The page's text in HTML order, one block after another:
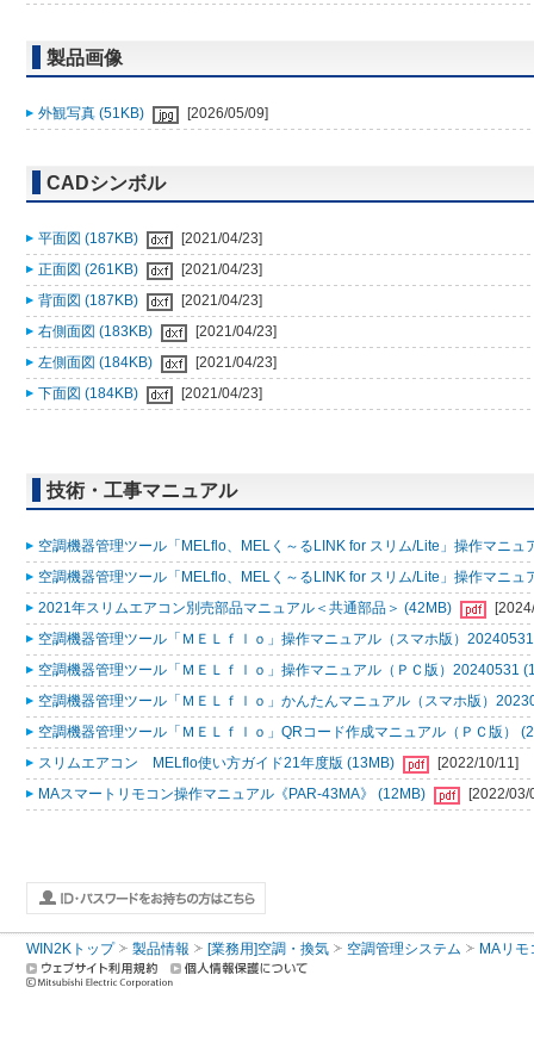
製品画像
外観写真 (51KB) [2026/05/09]
CADシンボル
平面図 (187KB)
[2021/04/23]
正面図 (261KB)
[2021/04/23]
背面図 (187KB)
[2021/04/23]
右側面図 (183KB)
[2021/04/23]
左側面図 (184KB)
[2021/04/23]
下面図 (184KB)
[2021/04/23]
技術・工事マニュアル
空調機器管理ツール「MELflo、MELく～るLINK for スリム/Lite」操作マニュ
空調機器管理ツール「MELflo、MELく～るLINK for スリム/Lite」操作マニュ
2021年スリムエアコン別売部品マニュアル＜共通部品＞ (42MB)
空調機器管理ツール「ＭＥＬｆｌｏ」操作マニュアル（スマホ版）
空調機器管理ツール「ＭＥＬｆｌｏ」操作マニュアル（ＰＣ版）20240531
空調機器管理ツール「ＭＥＬｆｌｏ」かんたんマニュアル（スマホ版）
空調機器管理ツール「ＭＥＬｆｌｏ」QRコード作成マニュアル（ＰＣ版）
スリムエアコン MELflo使い方ガイド21年度版 (13MB)
[2022/10/11]
MAスマートリモコン操作マニュアル《PAR-43MA》 (12MB)
[2022/03/
WIN2Kトップ 製品情報 [業務用]空調・換気 空調管理システム MAリモ